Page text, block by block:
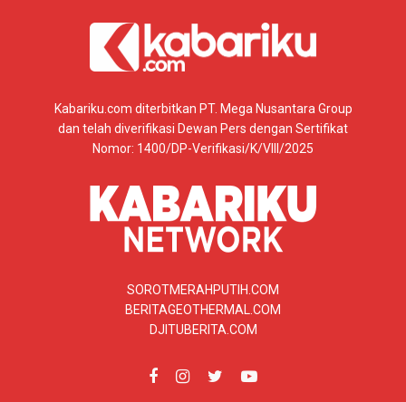
Kabariku.com diterbitkan PT. Mega Nusantara Group
dan telah diverifikasi Dewan Pers dengan Sertifikat
Nomor: 1400/DP-Verifikasi/K/VIII/2025
SOROTMERAHPUTIH.COM
BERITAGEOTHERMAL.COM
DJITUBERITA.COM